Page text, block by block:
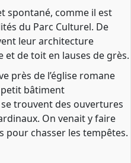
spontané, comme il est
du Parc Culturel. De
leur architecture
de toit en lauses de grès.
près de l’église romane
petit bâtiment
trouvent des ouvertures
On venait y faire
pour chasser les tempêtes.